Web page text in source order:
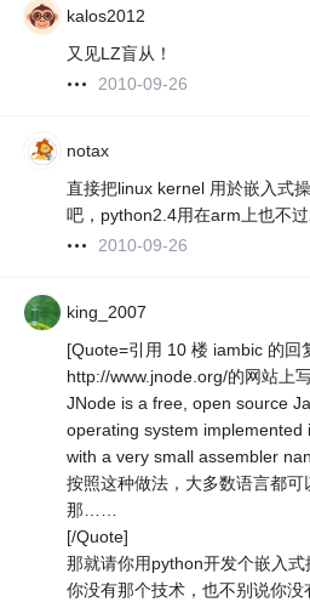
kalos2012
又见LZ盲从！
2010-09-26
notax
直接把linux kernel 用於嵌入式
吧，python2.4用在arm上也不
2010-09-26
king_2007
[Quote=引用 10 楼 iambic 的回
http://www.jnode.org/的网站上
JNode is a free, open source
operating system implemented
with a very small assembler
按照这种做法，大多数语言都
那……
[/Quote]
那就请你用python开发个嵌入
你没有那个技术，也不别说你